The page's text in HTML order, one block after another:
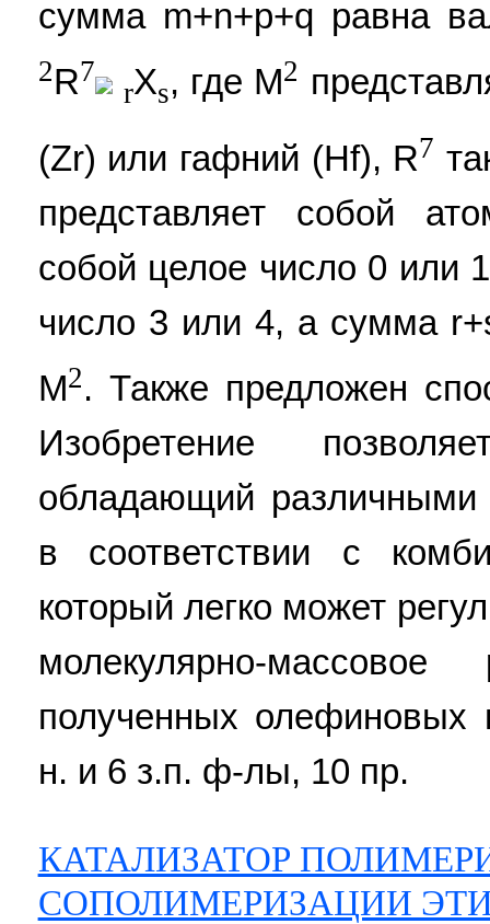
сумма m+n+p+q равна
2R7
rXs, где М2
(Zr) или гафний (Hf), R7
представляет собой
собой целое число 0 или
число 3 или 4, а сумма
М2. Также предложен
Изобретение
обладающий различными
в соответствии с
который легко может
молекулярно-
полученных
н. и 6 з.п. ф-лы, 10 пр.
КАТАЛИЗАТОР
СОПОЛИМЕРИЗАЦИИ